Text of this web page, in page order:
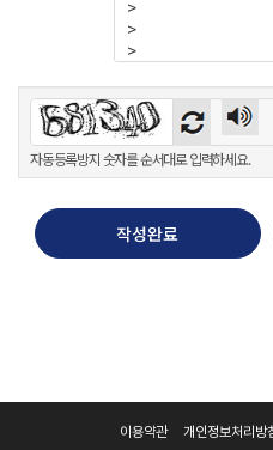
자동등록방지 숫자를 순서대로 입력하세요.
작성완료
이용약관 개인정보처리방